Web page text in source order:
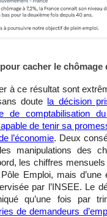
cacher le chômage
à ce résultat sont
doute
la décision
de comptabilisation
de tenir sa
l’économie. Deux
manipulations des
les chiffres
Emploi, mais d’une
par l’INSEE. Le
qu’une fois par
de demandeurs